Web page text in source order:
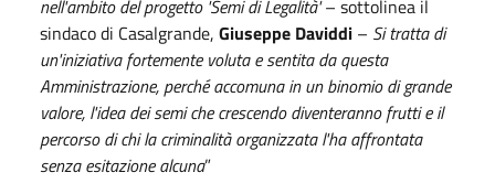
nell'ambito del progetto 'Semi di Legalità'– sottolinea il
sindaco di Casalgrande, Giuseppe Daviddi – Si tratta di
un'iniziativa fortemente voluta e sentita da questa
Amministrazione, perché accomuna in un binomio di grande
valore, l'idea dei semi che crescendo diventeranno frutti e il
percorso di chi la criminalità organizzata l'ha affrontata
senza esitazione alcuna”